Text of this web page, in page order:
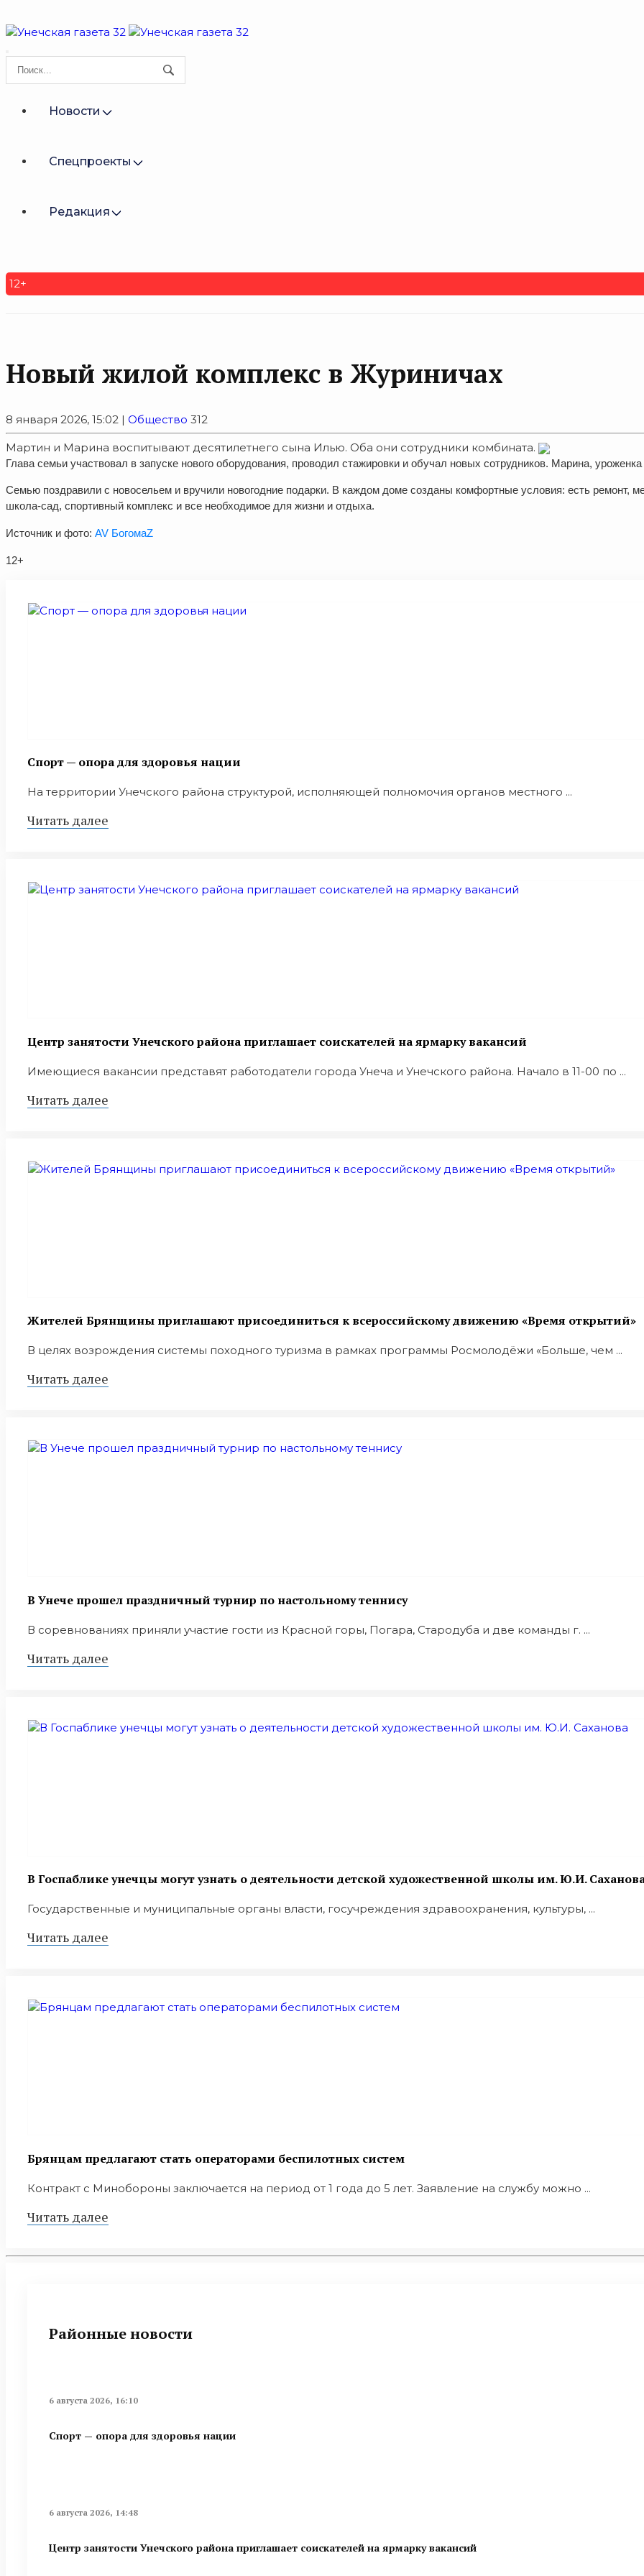
Новости
Спецпроекты
Редакция
12+
Новый жилой комплекс в Журиничах
8 января 2026, 15:02 | Общество 312
Мартин и Марина воспитывают десятилетнего сына Илью. Оба они сотрудники комбината.
Глава семьи участвовал в запуске нового оборудования, проводил стажировки и обучал новых сотрудников. Марина,
Семью поздравили с новосельем и вручили новогодние подарки. В каждом доме созданы комфортные условия: есть ремонт,
школа-сад, спортивный комплекс и все необходимое для жизни и отдыха.
Источник и фото: AV БогомаZ
12+
Спорт — опора для здоровья нации
На территории Унечского района структурой, исполняющей полномочия органов местного ...
Читать далее
Центр занятости Унечского района приглашает соискателей на ярмарку вакансий
Имеющиеся вакансии представят работодатели города Унеча и Унечского района. Начало в 11-00 по ...
Читать далее
Жителей Брянщины приглашают присоединиться к всероссийскому движению «Время открытий»
В целях возрождения системы походного туризма в рамках программы Росмолодёжи «Больше, чем ...
Читать далее
В Унече прошел праздничный турнир по настольному теннису
В соревнованиях приняли участие гости из Красной горы, Погара, Стародуба и две команды г. ...
Читать далее
В Госпаблике унечцы могут узнать о деятельности детской художественной школы им. Ю.И.
Государственные и муниципальные органы власти, госучреждения здравоохранения, культуры, ...
Читать далее
Брянцам предлагают стать оперaторами бeспилотных систeм
Контракт с Минобороны заключается на период от 1 года до 5 лет. Заявление на службу можно ...
Читать далее
Районные новости
6 августа 2026, 16:10
Спорт — опора для здоровья нации
6 августа 2026, 14:48
Центр занятости Унечского района приглашает соискателей на ярмарку вакансий